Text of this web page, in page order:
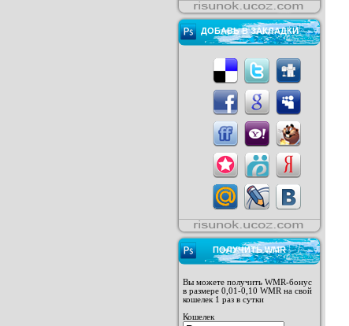
ДОБАВЬ В ЗАКЛАДКИ
ПОЛУЧИТЬ WMR
Вы можете получить WMR-бонус
в размере 0,01-0,10 WMR на свой
кошелек 1 раз в сутки
Кошелек